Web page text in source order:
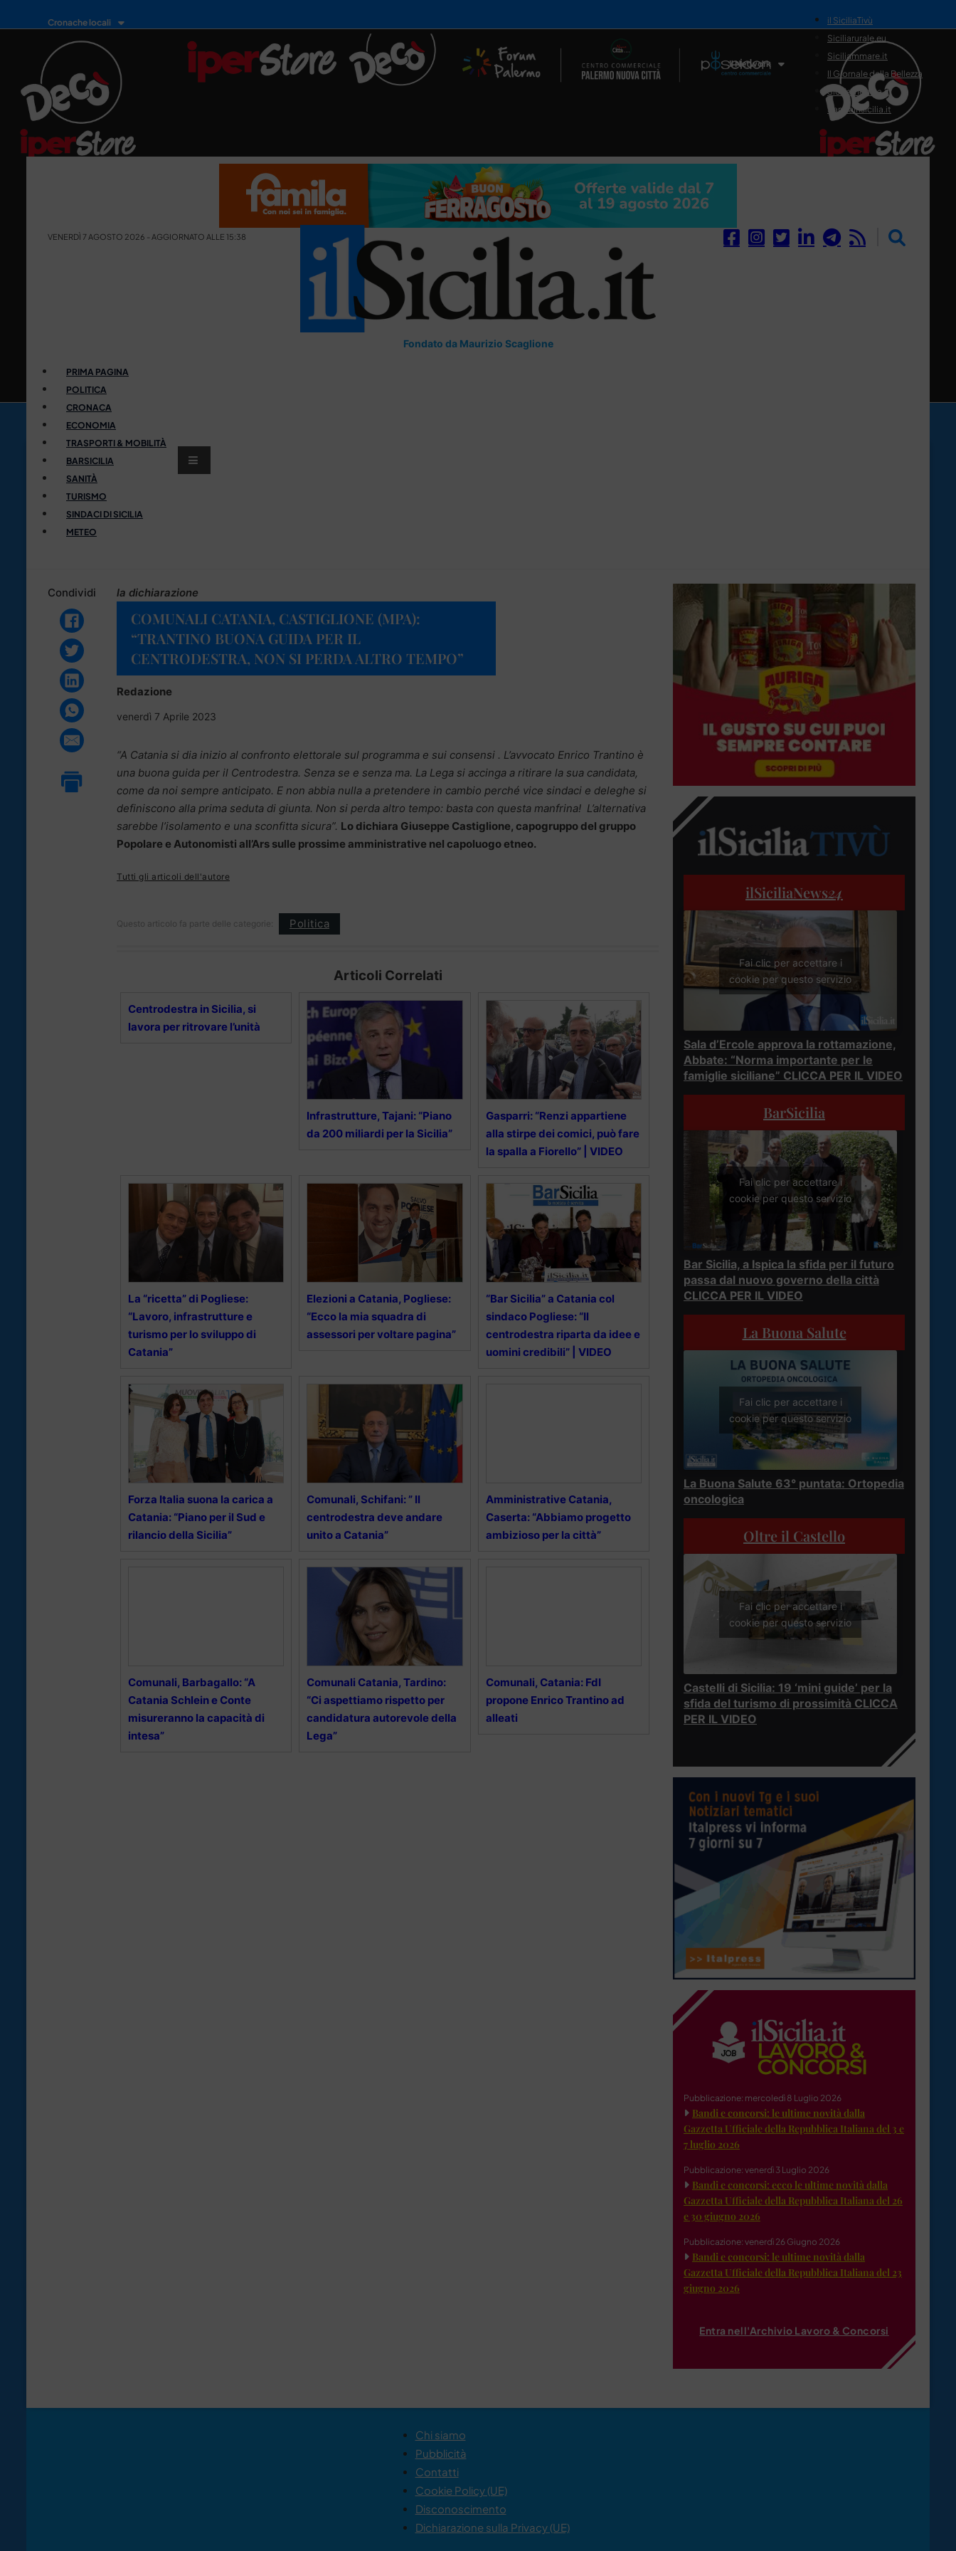
Cronache locali
Il Network
il SiciliaTivù
Siciliarurale.eu
Siciliammare.it
Il Giornale della Bellezza
Siciliamedica.it
Sanitainsicilia.it
VENERDÌ 7 AGOSTO 2026 - AGGIORNATO ALLE 15:38
Fondato da Maurizio Scaglione
PRIMA PAGINA
POLITICA
CRONACA
ECONOMIA
TRASPORTI & MOBILITÀ
BARSICILIA
SANITÀ
TURISMO
SINDACI DI SICILIA
METEO
Condividi la dichiarazione
COMUNALI CATANIA, CASTIGLIONE (MPA):
“TRANTINO BUONA GUIDA PER IL
CENTRODESTRA, NON SI PERDA ALTRO TEMPO”
Redazione
venerdì 7 Aprile 2023
“A Catania si dia inizio al confronto elettorale sul programma e sui consensi . L’avvocato Enrico Trantino è
una buona guida per il Centrodestra. Senza se e senza ma. La Lega si accinga a ritirare la sua candidata,
come da noi sempre anticipato. E non abbia nulla a pretendere in cambio perché vice sindaci e deleghe si
definiscono alla prima seduta di giunta. Non si perda altro tempo: basta con questa manfrina! L’alternativa
sarebbe l’isolamento e una sconfitta sicura”. Lo dichiara Giuseppe Castiglione, capogruppo del gruppo
Popolare e Autonomisti all’Ars sulle prossime amministrative nel capoluogo etneo.
Tutti gli articoli dell'autore
Questo articolo fa parte delle categorie: Politica
Articoli Correlati
Centrodestra in Sicilia, si
lavora per ritrovare l’unità
Infrastrutture, Tajani: “Piano
da 200 miliardi per la Sicilia”
Gasparri: “Renzi appartiene
alla stirpe dei comici, può fare
la spalla a Fiorello” | VIDEO
La “ricetta” di Pogliese:
“Lavoro, infrastrutture e
turismo per lo sviluppo di
Catania”
Elezioni a Catania, Pogliese:
“Ecco la mia squadra di
assessori per voltare pagina”
“Bar Sicilia” a Catania col
sindaco Pogliese: “Il
centrodestra riparta da idee e
uomini credibili” | VIDEO
Forza Italia suona la carica a
Catania: “Piano per il Sud e
rilancio della Sicilia”
Comunali, Schifani: ” Il
centrodestra deve andare
unito a Catania”
Amministrative Catania,
Caserta: “Abbiamo progetto
ambizioso per la città”
Comunali, Barbagallo: “A
Catania Schlein e Conte
misureranno la capacità di
intesa”
Comunali Catania, Tardino:
“Ci aspettiamo rispetto per
candidatura autorevole della
Lega”
Comunali, Catania: FdI
propone Enrico Trantino ad
alleati
ilSiciliaNews24
Fai clic per accettare i
cookie per questo servizio
Sala d’Ercole approva la rottamazione,
Abbate: “Norma importante per le
famiglie siciliane” CLICCA PER IL VIDEO
BarSicilia
Fai clic per accettare i
cookie per questo servizio
Bar Sicilia, a Ispica la sfida per il futuro
passa dal nuovo governo della città
CLICCA PER IL VIDEO
La Buona Salute
Fai clic per accettare i
cookie per questo servizio
La Buona Salute 63° puntata: Ortopedia
oncologica
Oltre il Castello
Fai clic per accettare i
cookie per questo servizio
Castelli di Sicilia: 19 ‘mini guide’ per la
sfida del turismo di prossimità CLICCA
PER IL VIDEO
Pubblicazione: mercoledì 8 Luglio 2026
Bandi e concorsi: le ultime novità dalla
Gazzetta Ufficiale della Repubblica Italiana del 3 e
7 luglio 2026
Pubblicazione: venerdì 3 Luglio 2026
Bandi e concorsi: ecco le ultime novità dalla
Gazzetta Ufficiale della Repubblica Italiana del 26
e 30 giugno 2026
Pubblicazione: venerdì 26 Giugno 2026
Bandi e concorsi: le ultime novità dalla
Gazzetta Ufficiale della Repubblica Italiana del 23
giugno 2026
Entra nell'Archivio Lavoro & Concorsi
Chi siamo
Pubblicità
Contatti
Cookie Policy (UE)
Disconoscimento
Dichiarazione sulla Privacy (UE)